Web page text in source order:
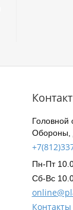
Головной
Обороны,
Пн-Пт
Сб-Вс